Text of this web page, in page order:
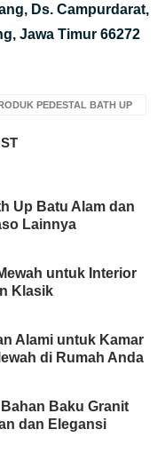
Ds. Campurdarat,
Jawa Timur 66272
PEDESTAL BATH UP
Up Batu Alam dan
Lainnya
untuk Interior
Klasik
Alami untuk Kamar
di Rumah Anda
Baku Granit
dan Elegansi